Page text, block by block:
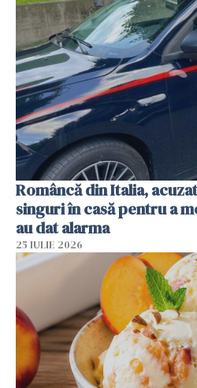
Româncă din Italia,
singuri în casă pentru a
au dat alarma
25 IULIE 2026